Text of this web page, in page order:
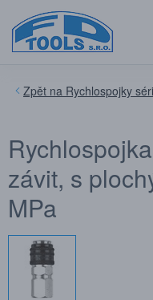
Rychlospojky
závit, s
MPa